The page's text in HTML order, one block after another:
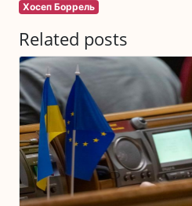
Хосеп Боррель
Related posts